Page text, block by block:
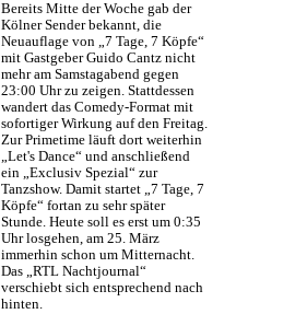
Bereits Mitte der Woche gab der
Kölner Sender bekannt, die
Neuauflage von „7 Tage, 7 Köpfe“
mit Gastgeber Guido Cantz nicht
mehr am Samstagabend gegen
23:00 Uhr zu zeigen. Stattdessen
wandert das Comedy-Format mit
sofortiger Wirkung auf den Freitag.
Zur Primetime läuft dort weiterhin
„Let's Dance“ und anschließend
ein „Exclusiv Spezial“ zur
Tanzshow. Damit startet „7 Tage, 7
Köpfe“ fortan zu sehr später
Stunde. Heute soll es erst um 0:35
Uhr losgehen, am 25. März
immerhin schon um Mitternacht.
Das „RTL Nachtjournal“
verschiebt sich entsprechend nach
hinten.